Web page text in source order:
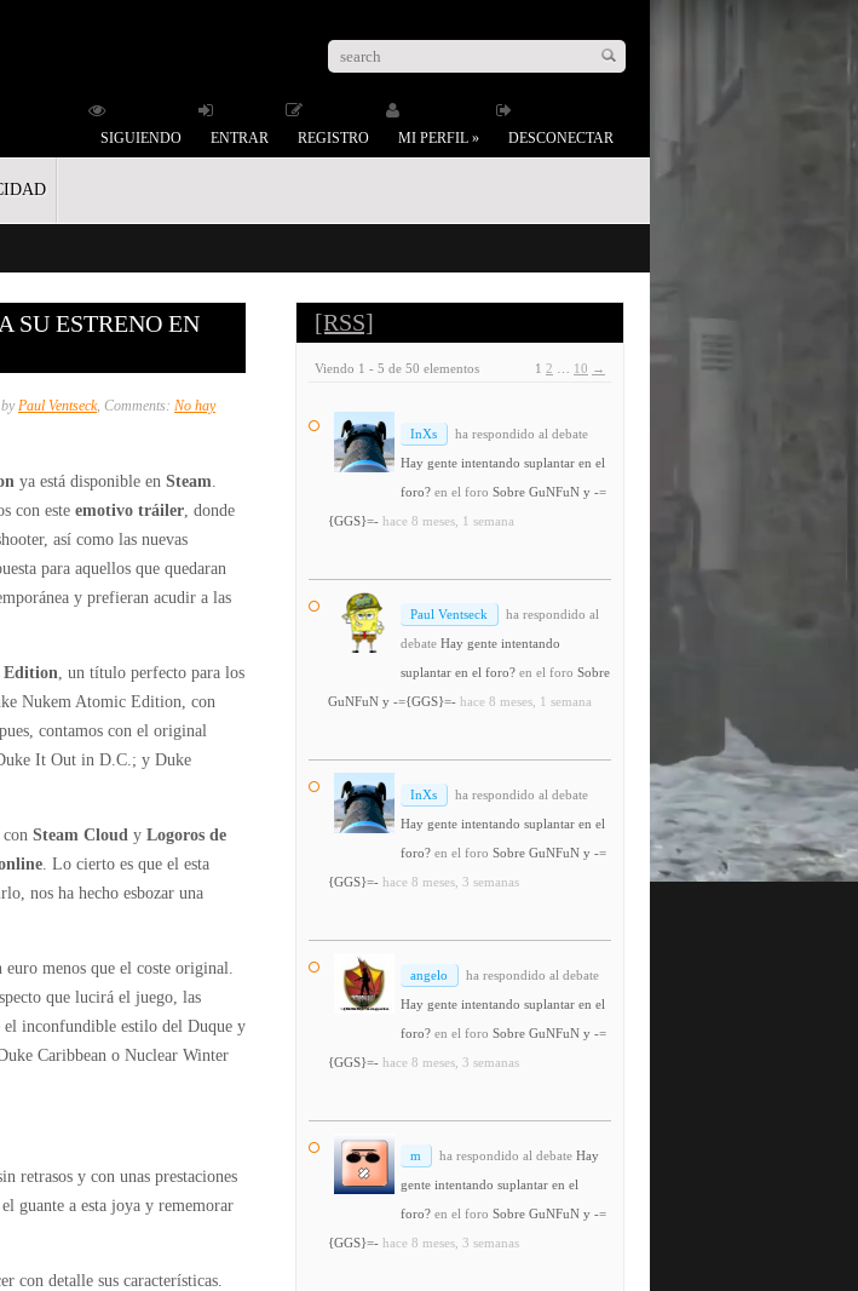
SIGUIENDO ENTRAR REGISTRO MI PERFIL » DESCONECTAR
SU ESTRENO EN
byPaul Ventseck, Comments: No hay
ya está disponible en Steam.
con este emotivo tráiler, donde
así como las nuevas
para aquellos que quedaran
y prefieran acudir a las
Edition, un título perfecto para los
Nukem Atomic Edition, con
contamos con el original
It Out in D.C.; y Duke
Steam Cloud y Logoros de
. Lo cierto es que el esta
nos ha hecho esbozar una
euro menos que el coste original.
que lucirá el juego, las
el inconfundible estilo del Duque y
Caribbean o Nuclear Winter
retrasos y con unas prestaciones
guante a esta joya y rememorar
con detalle sus características.
[RSS]
Viendo 1 - 5 de 50 elementos 1 2 10 →
InXs
ha respondido al debate
Hay gente intentando suplantar en el
foro? en el foro Sobre GuNFuN y -=
{GGS}=- hace 8 meses, 1 semana
Paul Ventseck
ha respondido al
debate Hay gente intentando
suplantar en el foro? en el foro Sobre
GuNFuN y -={GGS}=- hace 8 meses, 1 semana
InXs
ha respondido al debate
Hay gente intentando suplantar en el
foro? en el foro Sobre GuNFuN y -=
{GGS}=- hace 8 meses, 3 semanas
angelo
ha respondido al debate
Hay gente intentando suplantar en el
foro? en el foro Sobre GuNFuN y -=
{GGS}=- hace 8 meses, 3 semanas
m ha respondido al debate Hay
gente intentando suplantar en el
foro? en el foro Sobre GuNFuN y -=
{GGS}=- hace 8 meses, 3 semanas